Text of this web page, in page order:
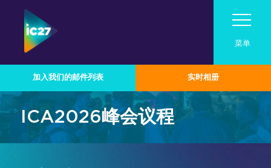
菜单
参观
参观
展会活动
加入我们的邮件列表 实时相册
ICA2026峰会议程